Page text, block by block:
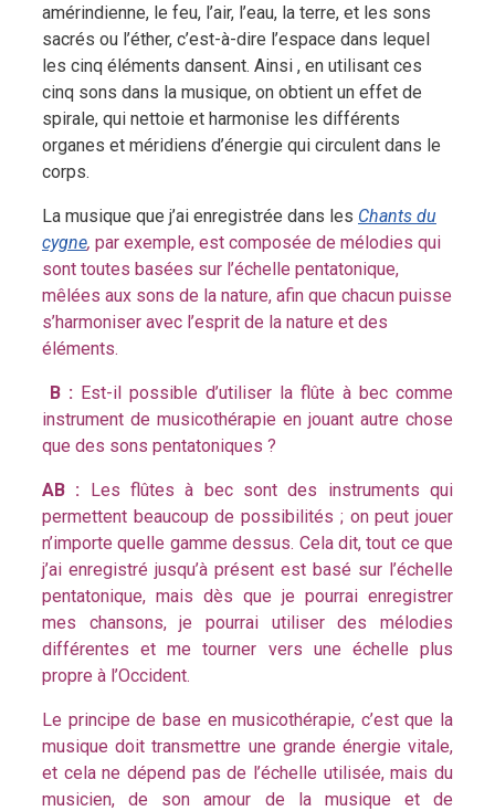
amérindienne, le feu, l’air, l’eau, la terre, et les sons
sacrés ou l’éther, c’est-à-dire l’espace dans lequel
les cinq éléments dansent. Ainsi , en utilisant ces
cinq sons dans la musique, on obtient un effet de
spirale, qui nettoie et harmonise les différents
organes et méridiens d’énergie qui circulent dans le
corps.
La musique que j’ai enregistrée dans les Chants du
cygne, par exemple, est composée de mélodies qui
sont toutes basées sur l’échelle pentatonique,
mêlées aux sons de la nature, afin que chacun puisse
s’harmoniser avec l’esprit de la nature et des
éléments.
B : Est-il possible d’utiliser la flûte à bec comme
instrument de musicothérapie en jouant autre chose
que des sons pentatoniques ?
AB : Les flûtes à bec sont des instruments qui
permettent beaucoup de possibilités ; on peut jouer
n’importe quelle gamme dessus. Cela dit, tout ce que
j’ai enregistré jusqu’à présent est basé sur l’échelle
pentatonique, mais dès que je pourrai enregistrer
mes chansons, je pourrai utiliser des mélodies
différentes et me tourner vers une échelle plus
propre à l’Occident.
Le principe de base en musicothérapie, c’est que la
musique doit transmettre une grande énergie vitale,
et cela ne dépend pas de l’échelle utilisée, mais du
musicien, de son amour de la musique et de